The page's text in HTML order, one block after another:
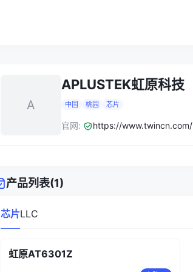
A
APLUSTEK虹原科技
中国 桃园 芯片
官网: https://www.twincn.com/
产品列表(1)
芯片LLC
虹原AT6301Z